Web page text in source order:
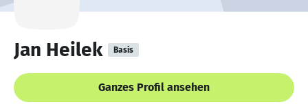
Jan Heilek Basis
Ganzes Profil ansehen